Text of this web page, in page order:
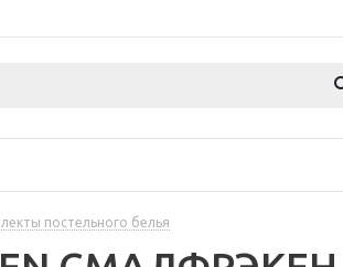
постельного белья